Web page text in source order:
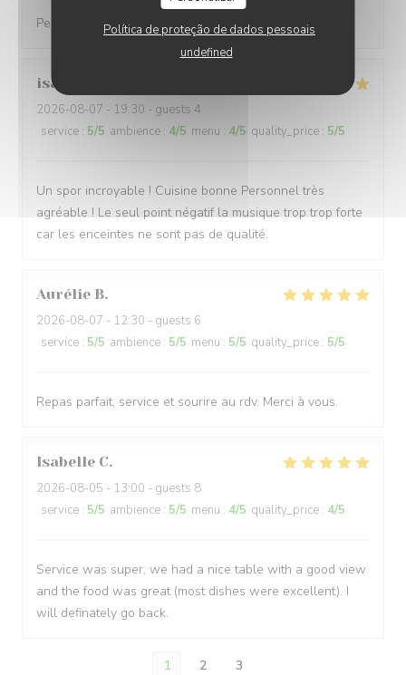
Política de proteção de dados pessoais
undefined
Personnel et ambiance très sympa Plats bons
isabelle
2026-08-07 - 19:30 - guests 4
service : 5/5 ambience : 4/5 menu : 4/5 quality_price : 5/5
Un spor incroyable ! Cuisine bonne Personnel très
agréable ! Le seul point négatif la musique trop trop forte
car les enceintes ne sont pas de qualité.
Aurélie B
2026-08-07 - 12:30 - guests 6
service : 5/5 ambience : 5/5 menu : 5/5 quality_price : 5/5
Repas parfait, service et sourire au rdv. Merci à vous.
Isabelle C
2026-08-05 - 13:00 - guests 8
service : 5/5 ambience : 5/5 menu : 4/5 quality_price : 4/5
Service was super, we had a nice table with a good view
and the food was great (most dishes were excellent). I
will definately go back.
1 2 3